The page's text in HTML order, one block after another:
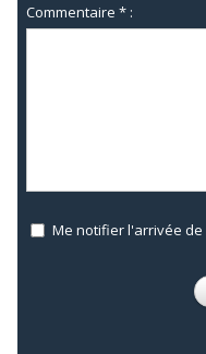
Commentaire * :
Me notifier l'arrivée